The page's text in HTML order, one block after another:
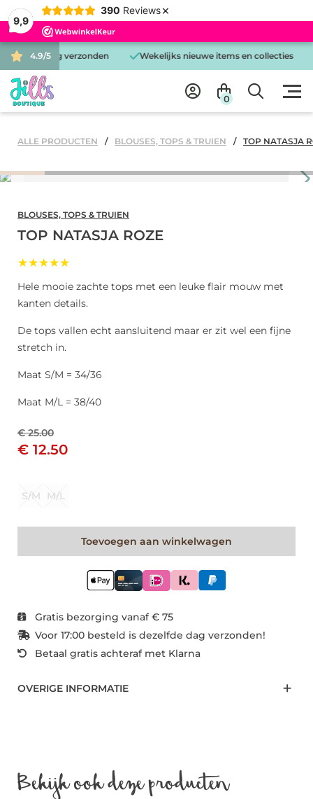
9,9
390 Reviews ×
4.9/5
dezelfde dag verzonden Wekelijks nieuwe items en collecties
0
ALLE PRODUCTEN BLOUSES, TOPS & TRUIEN TOP NATASJA
BLOUSES, TOPS & TRUIEN
TOP NATASJA ROZE
★★★★★
Hele mooie zachte tops met een leuke flair mouw met
kanten details.
De tops vallen echt aansluitend maar er zit wel een fijne
stretch in.
Maat S/M = 34/36
Maat M/L = 38/40
€ 25.00
€ 12.50
S/M M/L
Toevoegen aan winkelwagen
Gratis bezorging vanaf € 75
Voor 17:00 besteld is dezelfde dag verzonden!
Betaal gratis achteraf met Klarna
OVERIGE INFORMATIE
Bekijk ook deze producten